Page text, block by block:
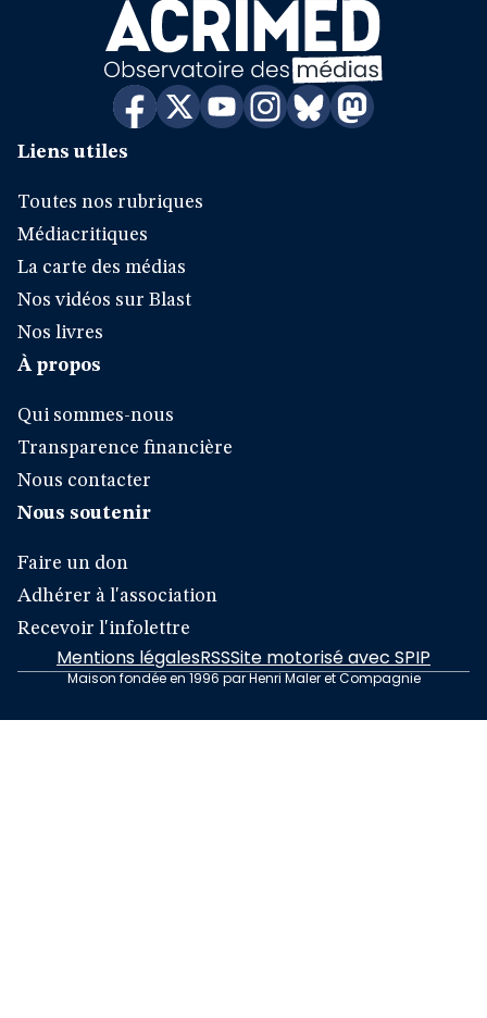
Liens utiles
Toutes nos rubriques
Médiacritiques
La carte des médias
Nos vidéos sur Blast
Nos livres
À propos
Qui sommes-nous
Transparence financière
Nous contacter
Nous soutenir
Faire un don
Adhérer à l'association
Recevoir l'infolettre
Mentions légalesRSSSite motorisé avec SPIP
Maison fondée en 1996 par Henri Maler et Compagnie